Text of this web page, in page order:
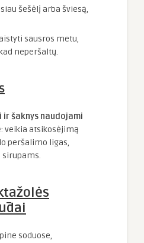
šešėlį arba šviesą,
sausros metu,
neperšaltų.
ir šaknys naudojami
: veikia atsikosėjimą
peršalimo ligas,
soduose,